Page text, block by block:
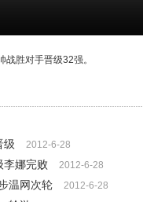
胜对手晋级32强。
级
2012-6-28
李娜完败 2012-6-28
温网次轮 2012-6-28